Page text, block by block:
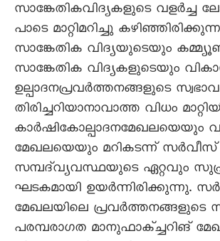
സാങ്കേതികവിദ്യകളുടെ വളർച്ച
പാടെ മാറ്റിമറിച്ചു
സാങ്കേതിക വിദ്യയുടെയും
സാങ്കേതിക വിദ്യകളുടെയും
ഉല്പാദനപ്രവർത്തനങ്ങളുടെ
തിരിച്ചറിയാനാവാത്ത വിധം
കാർഷികോല്പാദനമേഖലയെയും
മേഖലയെയും മറികടന്ന്‌
സമ്പദ്‌വ്യവസ്ഥയുടെ ഏറ്റവും
ഘടകമായി ഉയർന്നിരിക്കുന്നു.
മേഖലയിലെ പ്രവർത്തനങ്ങളുടെ
പരമ്പരാഗത മാനുഫാക്ച്ചറിങ്